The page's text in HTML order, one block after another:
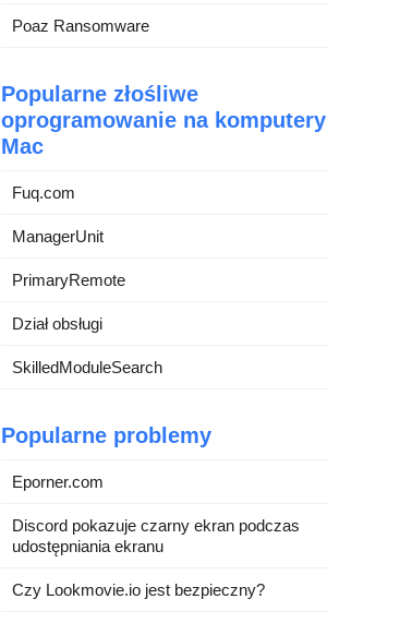
Poaz Ransomware
Popularne złośliwe
oprogramowanie na komputery
Mac
Fuq.com
ManagerUnit
PrimaryRemote
Dział obsługi
SkilledModuleSearch
Popularne problemy
Eporner.com
Discord pokazuje czarny ekran podczas
udostępniania ekranu
Czy Lookmovie.io jest bezpieczny?